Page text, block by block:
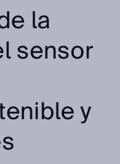
la
sensor
y